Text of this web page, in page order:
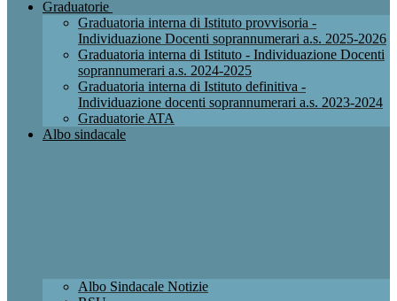
Graduatorie
Graduatoria interna di Istituto provvisoria -
Individuazione Docenti soprannumerari a.s. 2025-2026
Graduatoria interna di Istituto - Individuazione Docenti
soprannumerari a.s. 2024-2025
Graduatoria interna di Istituto definitiva -
Individuazione docenti soprannumerari a.s. 2023-2024
Graduatorie ATA
Albo sindacale
Albo Sindacale Notizie